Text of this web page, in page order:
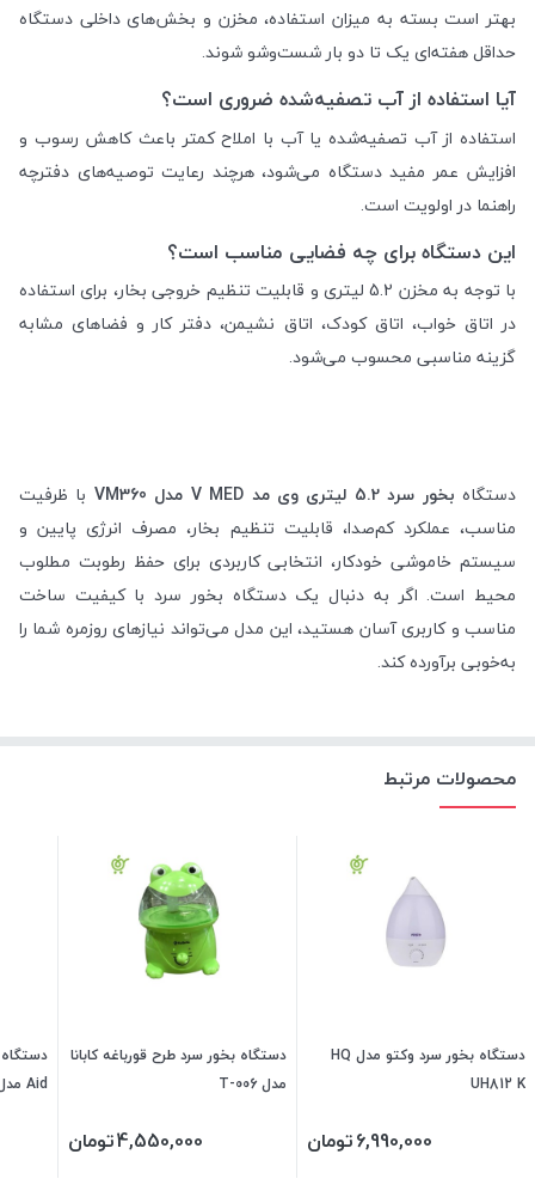
بهتر است بسته به میزان استفاده، مخزن و بخش‌های داخلی دستگاه
حداقل هفته‌ای یک تا دو بار شست‌وشو شوند.
آیا استفاده از آب تصفیه‌شده ضروری است؟
استفاده از آب تصفیه‌شده یا آب با املاح کمتر باعث کاهش رسوب و
افزایش عمر مفید دستگاه می‌شود، هرچند رعایت توصیه‌های دفترچه
راهنما در اولویت است.
این دستگاه برای چه فضایی مناسب است؟
با توجه به مخزن 5.2 لیتری و قابلیت تنظیم خروجی بخار، برای استفاده
در اتاق خواب، اتاق کودک، اتاق نشیمن، دفتر کار و فضاهای مشابه
گزینه مناسبی محسوب می‌شود.
دستگاه بخور سرد 5.2 لیتری وی مد V MED مدل VM360
با ظرفیت
مناسب، عملکرد کم‌صدا، قابلیت تنظیم بخار، مصرف انرژی پایین و
سیستم خاموشی خودکار، انتخابی کاربردی برای حفظ رطوبت مطلوب
محیط است. اگر به دنبال یک دستگاه بخور سرد با کیفیت ساخت
مناسب و کاربری آسان هستید، این مدل می‌تواند نیازهای روزمره شما را
به‌خوبی برآورده کند.
محصولات مرتبط
دستگاه بخور سرد وکتو مدل HQ
UH812 K
6,990,000تومان
دستگاه بخور سرد طرح قورباغه کابانا
مدل T-006
4,550,000تومان
Aid مدل AKN-418